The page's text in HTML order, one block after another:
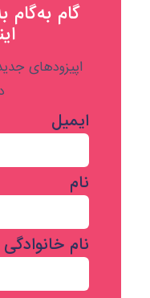
گام به‌گام
اپیزودهای
ایمیل
نام
نام خانوادگی